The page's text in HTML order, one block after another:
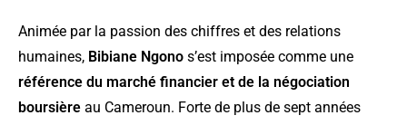
Animée par la passion des chiffres et des relations
humaines, Bibiane Ngono s’est imposée comme une
référence du marché financier et de la négociation
boursière au Cameroun. Forte de plus de sept années